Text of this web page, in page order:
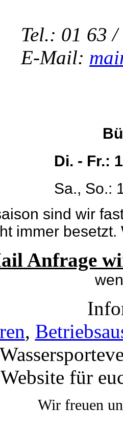
Tel.: 01 63
E-Mail:
Di. - Fr.:
Sa., So.:
sind wir
immer
Anfrage
,
Website für
Wir freuen